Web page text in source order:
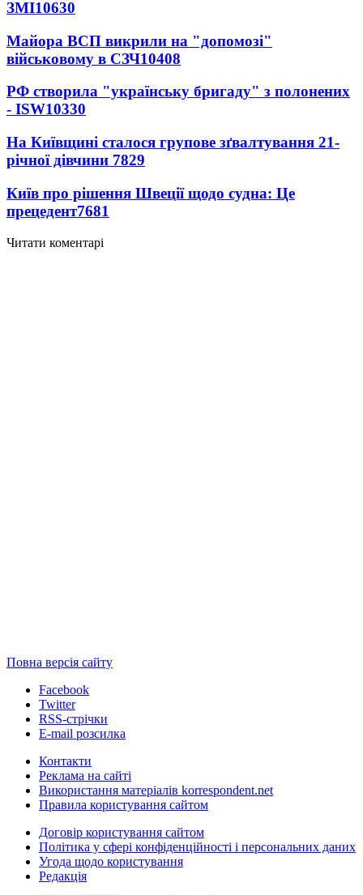
ЗМІ10630
Майора ВСП викрили на "допомозі"
військовому в СЗЧ10408
РФ створила "українську бригаду" з полонених
- ISW10330
На Київщині сталося групове зґвалтування 21-
річної дівчини 7829
Київ про рішення Швеції щодо судна: Це
прецедент7681
Читати коментарі
Повна версія сайту
Facebook
Twitter
RSS-стрічки
E-mail розсилка
Контакти
Реклама на сайті
Використання матеріалів korrespondent.net
Правила користування сайтом
Договір користування сайтом
Політика у сфері конфіденційності і персональних даних
Угода щодо користування
Редакція